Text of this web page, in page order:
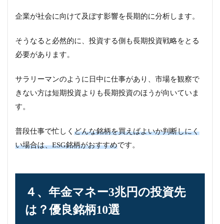
企業が社会に向けて及ぼす影響を長期的に分析します。
そうなると必然的に、投資する側も長期投資戦略をとる
必要があります。
サラリーマンのように日中に仕事があり、市場を観察で
きない方は短期投資よりも長期投資のほうが向いていま
す。
普段仕事で忙しく どんな銘柄を買えばよいか判断しにく
い場合は、ESG銘柄がおすすめです。
４、年金マネー3兆円の投資先
は？優良銘柄10選